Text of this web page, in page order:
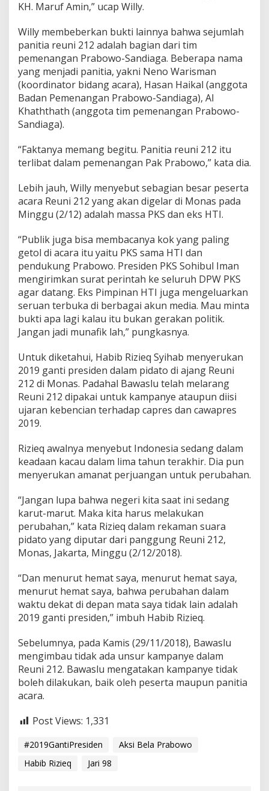
e
J
a
r
i
8
:
R
i
2
2
S
u
d
h
P
a
s
t
i
A
r
a
h
y
a
k
e
P
o
t
i
k
P
a
k
t
s
KH. Maruf Amin,” ucap Willy.
Willy membeberkan bukti lainnya bahwa sejumlah
panitia reuni 212 adalah bagian dari tim
pemenangan Prabowo-Sandiaga. Beberapa nama
yang menjadi panitia, yakni Neno Warisman
(koordinator bidang acara), Hasan Haikal (anggota
Badan Pemenangan Prabowo-Sandiaga), Al
Khaththath (anggota tim pemenangan Prabowo-
Sandiaga).
“Faktanya memang begitu. Panitia reuni 212 itu
terlibat dalam pemenangan Pak Prabowo,” kata dia.
Lebih jauh, Willy menyebut sebagian besar peserta
acara Reuni 212 yang akan digelar di Monas pada
Minggu (2/12) adalah massa PKS dan eks HTI.
“Publik juga bisa membacanya kok yang paling
getol di acara itu yaitu PKS sama HTI dan
pendukung Prabowo. Presiden PKS Sohibul Iman
mengirimkan surat perintah ke seluruh DPW PKS
agar datang. Eks Pimpinan HTI juga mengeluarkan
seruan terbuka di berbagai akun media. Mau minta
bukti apa lagi kalau itu bukan gerakan politik.
Jangan jadi munafik lah,” pungkasnya.
Untuk diketahui, Habib Rizieq Syihab menyerukan
2019 ganti presiden dalam pidato di ajang Reuni
212 di Monas. Padahal Bawaslu telah melarang
Reuni 212 dipakai untuk kampanye ataupun diisi
ujaran kebencian terhadap capres dan cawapres
2019.
Rizieq awalnya menyebut Indonesia sedang dalam
keadaan kacau dalam lima tahun terakhir. Dia pun
menyerukan amanat perjuangan untuk perubahan.
“Jangan lupa bahwa negeri kita saat ini sedang
karut-marut. Maka kita harus melakukan
perubahan,” kata Rizieq dalam rekaman suara
pidato yang diputar dari panggung Reuni 212,
Monas, Jakarta, Minggu (2/12/2018).
“Dan menurut hemat saya, menurut hemat saya,
menurut hemat saya, bahwa perubahan dalam
waktu dekat di depan mata saya tidak lain adalah
2019 ganti presiden,” imbuh Habib Rizieq.
Sebelumnya, pada Kamis (29/11/2018), Bawaslu
mengimbau tidak ada unsur kampanye dalam
Reuni 212. Bawaslu mengatakan kampanye tidak
boleh dilakukan, baik oleh peserta maupun panitia
acara.
Post Views: 1,331
#2019GantiPresiden
Aksi Bela Prabowo
Habib Rizieq
Jari 98